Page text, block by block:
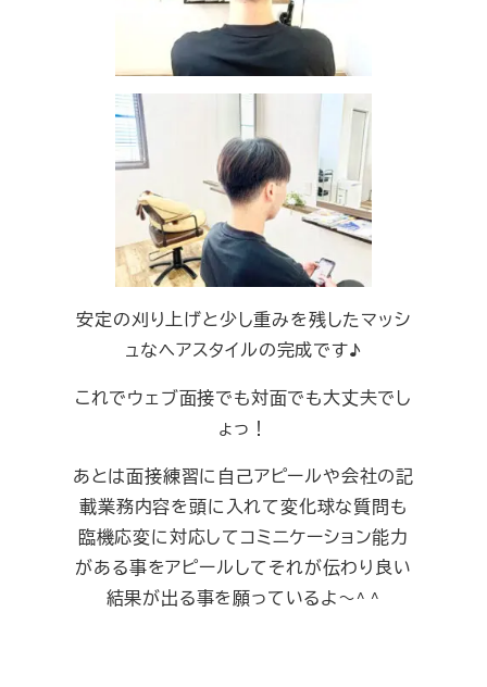
安定の刈り上げと少し重みを残したマッシ
ュなヘアスタイルの完成です♪
これでウェブ面接でも対面でも大丈夫でし
ょっ！
あとは面接練習に自己アピールや会社の記
載業務内容を頭に入れて変化球な質問も
臨機応変に対応してコミニケーション能力
がある事をアピールしてそれが伝わり良い
結果が出る事を願っているよ～^ ^